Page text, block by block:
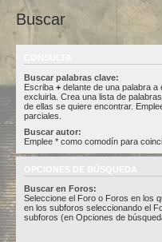
Buscar
Buscar palabras clave:
Escriba + delante de una palabra a
excluirla. Crea una lista de
de ellas se quiere encontrar.
parciales.
Buscar autor:
Emplee * como comodín para
Buscar en Foros:
Seleccione el Foro o Foros en los
en los subforos seleccionando el
subforos (en Opciones de